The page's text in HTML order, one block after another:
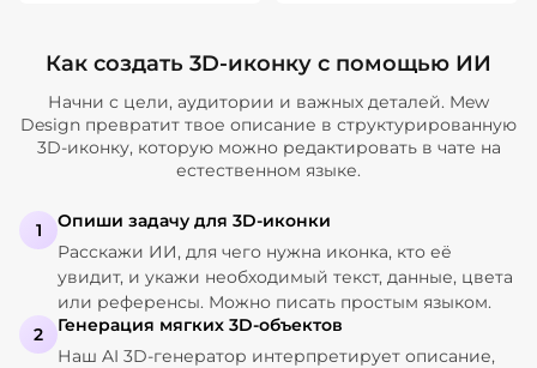
Как создать 3D-иконку с помощью ИИ
Начни с цели, аудитории и важных деталей. Mew
Design превратит твое описание в структурированную
3D-иконку, которую можно редактировать в чате на
естественном языке.
1
Опиши задачу для 3D-иконки
Расскажи ИИ, для чего нужна иконка, кто её
увидит, и укажи необходимый текст, данные, цвета
или референсы. Можно писать простым языком.
2
Генерация мягких 3D-объектов
Наш AI 3D-генератор интерпретирует описание,